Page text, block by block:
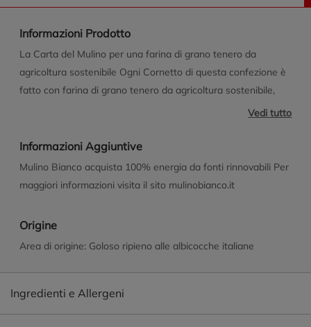
Informazioni Prodotto
La Carta del Mulino per una farina di grano tenero da
agricoltura sostenibile Ogni Cornetto di questa confezione è
fatto con farina di grano tenero da agricoltura sostenibile,
seguendo le 10 regole della Carta del Mulino, il disciplinare
supportare il lavoro degli agricoltori e proteggere la
biodiversità. L'intera filiera è certificata ISCC Plus. Scopri di
più: www.mulinobianco.it/lacartadelmulino Il buono che non
in un luogo fresco e asciutto. Con lievito madre - 38 Ore di
lenta lievitazione Un ricco impasto lievitato lentamente e
lavorato in soffici strati di pasta sfoglia, incontra una golosa
farcitura, preparata con albicocche 100% italiane e senza
Vedi tutto
Informazioni Aggiuntive
Mulino Bianco acquista 100% energia da fonti rinnovabili Per
maggiori informazioni visita il sito mulinobianco.it
Origine
Area di origine: Goloso ripieno alle albicocche italiane
Ingredienti e Allergeni